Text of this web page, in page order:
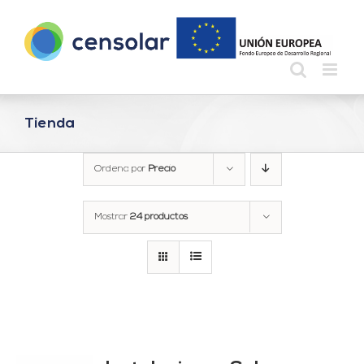
contenido
Tienda
Ordena por Precio
Mostrar 24 productos